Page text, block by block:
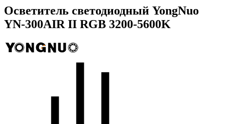
Осветитель светодиодный YongNuo
YN-300AIR II RGB 3200-5600K